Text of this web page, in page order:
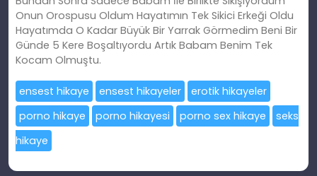
Onun Orospusu Oldum Hayatımın Tek Sikici Erkeği Oldu
Hayatımda O Kadar Büyük Bir Yarrak Görmedim Beni Bir
Günde 5 Kere Boşaltıyordu Artık Babam Benim Tek
Kocam Olmuştu.
ensest hikaye ensest hikayeler
erotik hikayeler
porno hikaye
porno hikayesi porno sex hikaye
seks
hikaye